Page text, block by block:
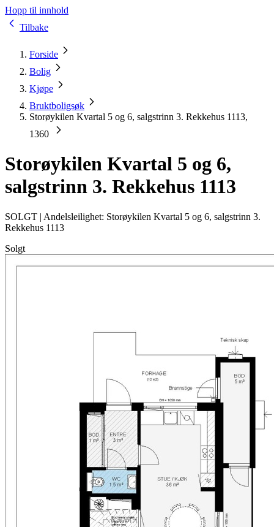
Hopp til innhold
Tilbake
Forside
Bolig
Kjøpe
Bruktboligsøk
Storøykilen Kvartal 5 og 6, salgstrinn 3. Rekkehus 1113,
1360
Storøykilen Kvartal 5 og 6,
salgstrinn 3. Rekkehus 1113
SOLGT | Andelsleilighet: Storøykilen Kvartal 5 og 6, salgstrinn 3.
Rekkehus 1113
Solgt